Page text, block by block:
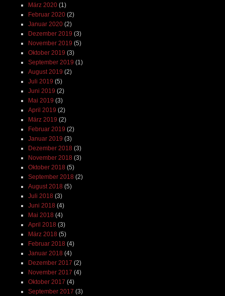
März 2020(1)
Februar 2020(2)
Januar 2020(2)
Dezember 2019 (3)
November 2019 (5)
Oktober 2019 (3)
September 2019 (1)
August 2019 (2)
Juli 2019 (5)
Juni 2019 (2)
Mai 2019 (3)
April 2019 (2)
März 2019 (2)
Februar 2019 (2)
Januar 2019 (3)
Dezember 2018 (3)
November 2018 (3)
Oktober 2018 (5)
September 2018 (2)
August 2018 (5)
Juli 2018 (3)
Juni 2018 (4)
Mai 2018 (4)
April 2018 (3)
März 2018 (5)
Februar 2018 (4)
Januar 2018 (4)
Dezember 2017 (2)
November 2017 (4)
Oktober 2017 (4)
September 2017 (3)